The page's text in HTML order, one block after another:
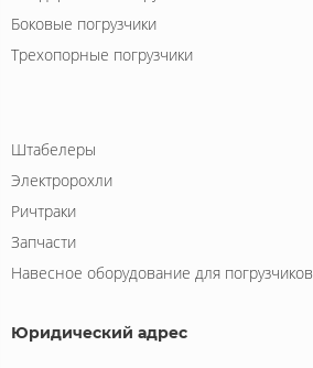
Боковые погрузчики
Трехопорные погрузчики
Штабелеры
Электророхли
Ричтраки
Запчасти
Навесное оборудование для погрузчиков
Юридический адрес